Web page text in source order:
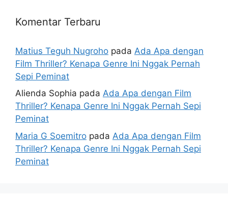
Komentar Terbaru
Matius Teguh Nugroho pada Ada Apa dengan
Film Thriller? Kenapa Genre Ini Nggak Pernah
Sepi Peminat
Alienda Sophia pada Ada Apa dengan Film
Thriller? Kenapa Genre Ini Nggak Pernah Sepi
Peminat
Maria G Soemitro pada Ada Apa dengan Film
Thriller? Kenapa Genre Ini Nggak Pernah Sepi
Peminat